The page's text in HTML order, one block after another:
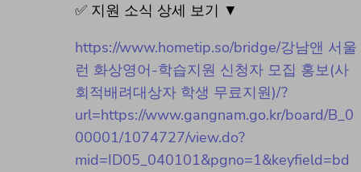
✅ 지원 소식 상세 보기 ▼
https://www.hometip.so/bridge/강남앤 서울
런 화상영어-학습지원 신청자 모집 홍보(사
회적배려대상자 학생 무료지원)/?
url=https://www.gangnam.go.kr/board/B_0
00001/1074727/view.do?
mid=ID05_040101&pgno=1&keyfield=bd